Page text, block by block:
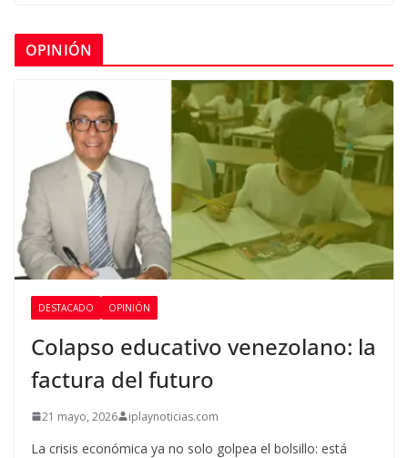
OPINIÓN
DESTACADO OPINIÓN
Colapso educativo venezolano: la
factura del futuro
21 mayo, 2026 iplaynoticias.com
La crisis económica ya no solo golpea el bolsillo: está